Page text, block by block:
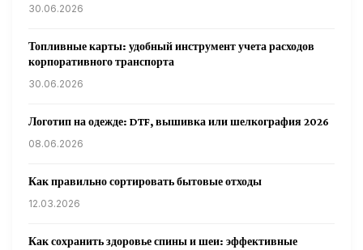
30.06.2026
Топливные карты: удобный инструмент учета расходов
корпоративного транспорта
30.06.2026
Логотип на одежде: DTF, вышивка или шелкография 2026
08.06.2026
Как правильно сортировать бытовые отходы
12.03.2026
Как сохранить здоровье спины и шеи: эффективные